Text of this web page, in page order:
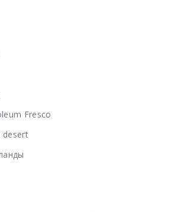
Fresco
desert